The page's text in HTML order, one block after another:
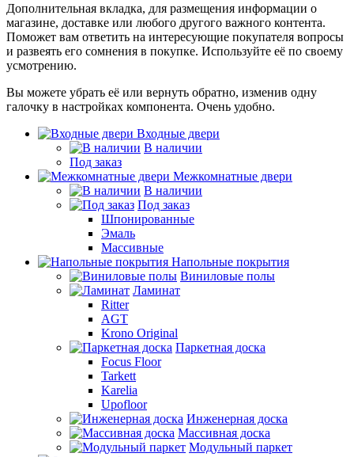
Дополнительная вкладка, для размещения информации о
магазине, доставке или любого другого важного контента.
Поможет вам ответить на интересующие покупателя вопросы
и развеять его сомнения в покупке. Используйте её по своему
усмотрению.
Вы можете убрать её или вернуть обратно, изменив одну
галочку в настройках компонента. Очень удобно.
Входные двери
В наличии
Под заказ
Межкомнатные двери
В наличии
Под заказ
Шпонированные
Эмаль
Массивные
Напольные покрытия
Виниловые полы
Ламинат
Ritter
AGT
Krono Original
Паркетная доска
Focus Floor
Tarkett
Karelia
Upofloor
Инженерная доска
Массивная доска
Модульный паркет